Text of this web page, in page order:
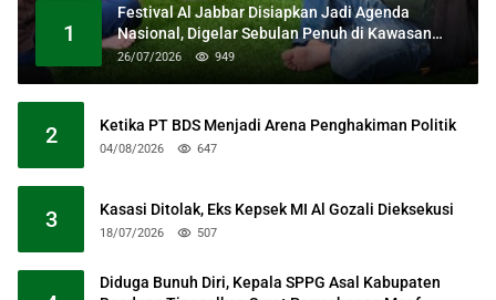
1
Festival Al Jabbar Disiapkan Jadi Agenda
Nasional, Digelar Sebulan Penuh di Kawasan
Masjid Raya Al Jabbar
26/07/2026 949
2 Ketika PT BDS Menjadi Arena Penghakiman Politik
04/08/2026 647
3 Kasasi Ditolak, Eks Kepsek MI Al Gozali Dieksekusi
18/07/2026 507
Diduga Bunuh Diri, Kepala SPPG Asal Kabupaten